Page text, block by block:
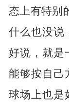
态上有特别
什么也没说
好说，就是
能够按自己
球场上也是